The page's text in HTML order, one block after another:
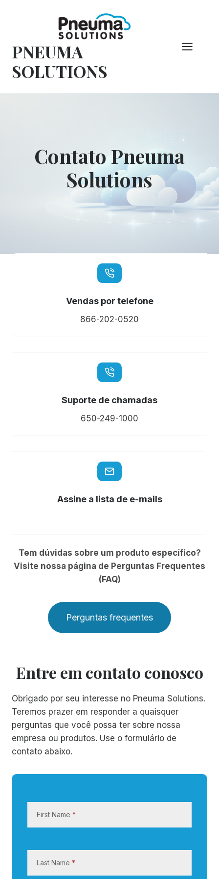
conteúdo
PNEUMA
SOLUTIONS
Contato Pneuma
Solutions
Vendas por telefone
866-202-0520
Suporte de chamadas
650-249-1000
Assine a lista de e-mails
Tem dúvidas sobre um produto específico?
Visite nossa página de Perguntas Frequentes
(FAQ)
Perguntas frequentes
Entre em contato conosco
Obrigado por seu interesse no Pneuma Solutions.
Teremos prazer em responder a quaisquer
perguntas que você possa ter sobre nossa
empresa ou produtos. Use o formulário de
contato abaixo.
e
m
First Name *
Last Name *